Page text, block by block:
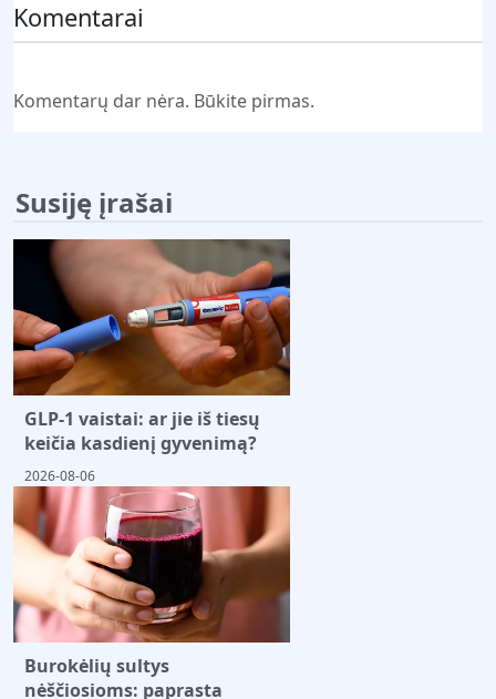
Komentarai
Komentarų dar nėra. Būkite pirmas.
Susiję įrašai
GLP-1 vaistai: ar jie iš tiesų
keičia kasdienį gyvenimą?
2026-08-06
Burokėlių sultys
nėščiosioms: paprasta